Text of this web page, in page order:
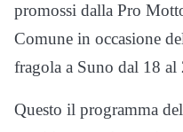
promossi dalla Pro
Comune in occasione
fragola a Suno dal 18 al
Questo il programma